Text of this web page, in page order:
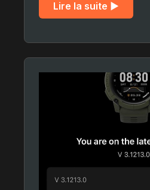
Lire la suite ▶︎